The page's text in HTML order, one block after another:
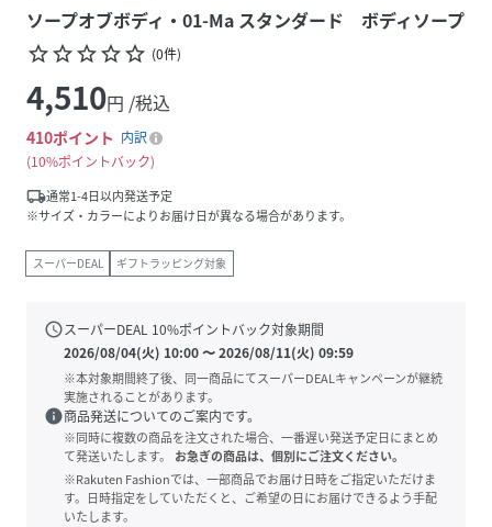
ソープオブボディ・01-Ma スタンダード ボディソープ
star_borderstar_borderstar_borderstar_borderstar_border (0件)
4,510円 /税込
410ポイント 内訳
10%ポイントバック
local_shipping通常1-4日以内発送予定
※サイズ・カラーによりお届け日が異なる場合があります。
スーパーDEAL ギフトラッピング対象
scheduleスーパーDEAL 10%ポイントバック対象期間
2026/08/04(火) 10:00〜2026/08/11(火) 09:59
※本対象期間終了後、同一商品にてスーパーDEALキャンペーンが継続
実施されることがあります。
info商品発送についてのご案内です。
※同時に複数の商品を注文された場合、一番遅い発送予定日にまとめ
て発送いたします。
お急ぎの商品は、個別にご注文ください。
※Rakuten Fashionでは、一部商品でお届け日時をご指定いただけま
す。日時指定をしていただくと、ご希望の日にお届けできるよう手配
いたします。